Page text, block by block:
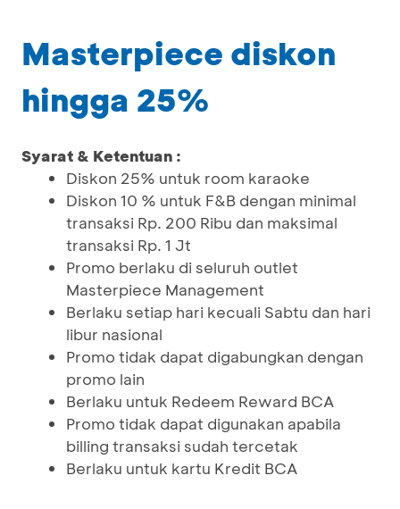
Masterpiece diskon
hingga 25%
Syarat & Ketentuan :
Diskon 25% untuk room karaoke
Diskon 10 % untuk F&B dengan minimal
transaksi Rp. 200 Ribu dan maksimal
transaksi Rp. 1 Jt
Promo berlaku di seluruh outlet
Masterpiece Management
Berlaku setiap hari kecuali Sabtu dan hari
libur nasional
Promo tidak dapat digabungkan dengan
promo lain
Berlaku untuk Redeem Reward BCA
Promo tidak dapat digunakan apabila
billing transaksi sudah tercetak
Berlaku untuk kartu Kredit BCA